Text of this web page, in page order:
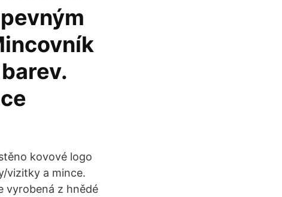
kovové logo
vizitky a mince.
vyrobená z hnědé